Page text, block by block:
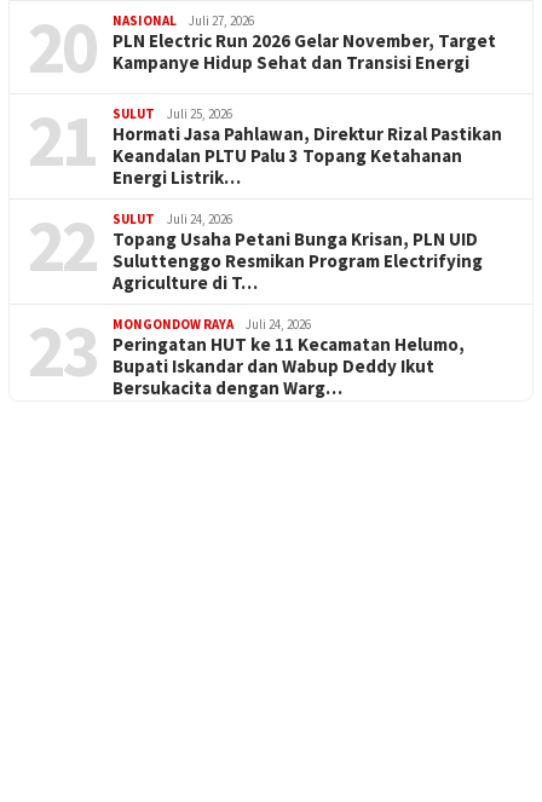
20 NASIONAL Juli 27, 2026
PLN Electric Run 2026 Gelar November, Target
Kampanye Hidup Sehat dan Transisi Energi
21 SULUT Juli 25, 2026
Hormati Jasa Pahlawan, Direktur Rizal Pastikan
Keandalan PLTU Palu 3 Topang Ketahanan
Energi Listrik…
22 SULUT Juli 24, 2026
Topang Usaha Petani Bunga Krisan, PLN UID
Suluttenggo Resmikan Program Electrifying
Agriculture di T…
23 MONGONDOW RAYA Juli 24, 2026
Peringatan HUT ke 11 Kecamatan Helumo,
Bupati Iskandar dan Wabup Deddy Ikut
Bersukacita dengan Warg…